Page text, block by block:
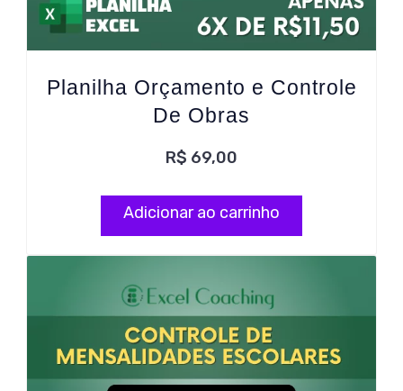
Planilha Orçamento e Controle
De Obras
R$ 69,00
Adicionar ao carrinho